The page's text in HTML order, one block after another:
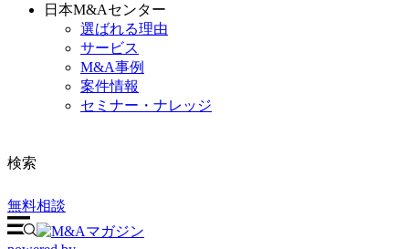
日本M&Aセンター
選ばれる理由
サービス
M&A事例
案件情報
セミナー・ナレッジ
検索
無料相談